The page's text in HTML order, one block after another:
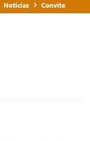
Notícias Convite